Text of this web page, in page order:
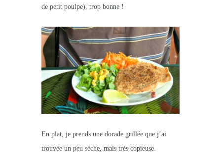
de petit poulpe), trop bonne !
En plat, je prends une dorade grillée que j’ai
trouvée un peu sèche, mais très copieuse.